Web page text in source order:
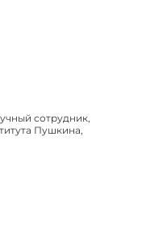
сотрудник,
Пушкина,